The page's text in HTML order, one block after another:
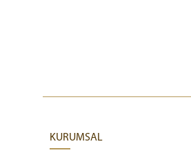
KURUMSAL